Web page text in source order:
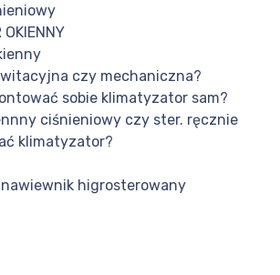
OKIENNY
czy mechaniczna?
sobie klimatyzator sam?
ciśnieniowy czy ster. ręcznie
klimatyzator?
higrosterowany